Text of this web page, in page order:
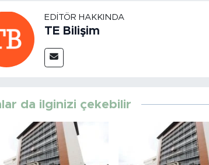
EDITÖR HAKKINDA
TE Bilişim
da ilginizi çekebilir